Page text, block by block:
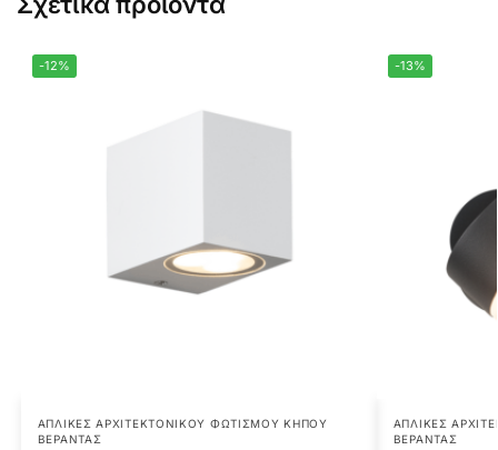
-12%
ΑΠΛΊΚΕΣ ΑΡΧΙΤΕΚΤΟΝΙΚΟΎ ΦΩΤΙΣΜΟΎ ΚΉΠΟΥ
ΒΕΡΆΝΤΑΣ
-13%
ΑΠΛΊΚΕΣ
ΒΕΡΆΝΤΑΣ